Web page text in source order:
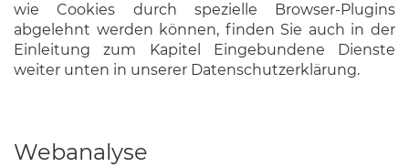
wie Cookies durch spezielle Browser-Plugins
abgelehnt werden können, finden Sie auch in der
Einleitung zum Kapitel Eingebundene Dienste
weiter unten in unserer Datenschutzerklärung.
Webanalyse